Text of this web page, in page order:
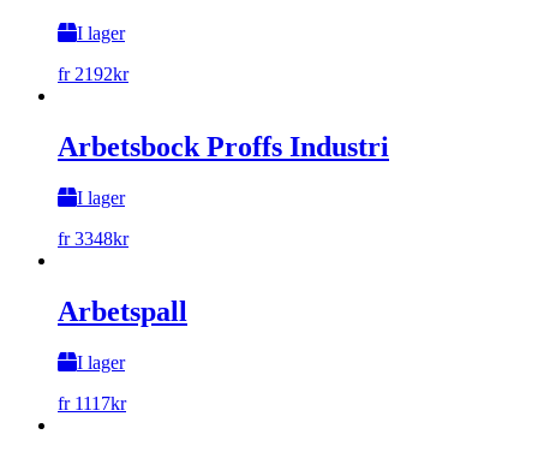
I lager
fr 2192kr
Arbetsbock Proffs Industri
I lager
fr3348kr
Arbetspall
I lager
fr 1117kr